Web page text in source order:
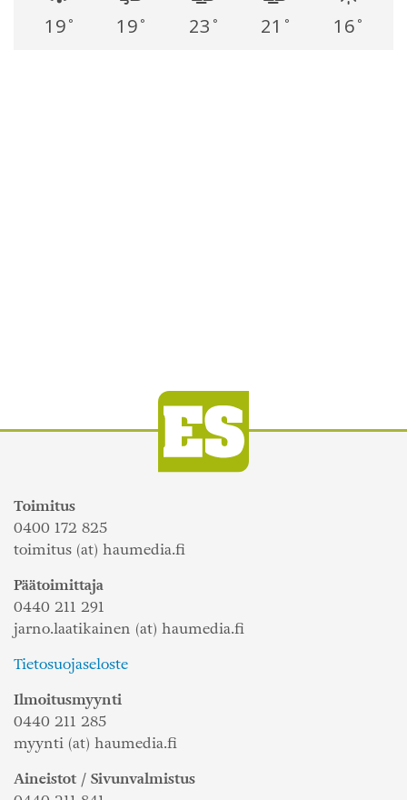
19 ° 19 ° 23 ° 21 ° 16 °
Toimitus
0400 172 825
toimitus (at) haumedia.fi
Päätoimittaja
0440 211 291
jarno.laatikainen (at) haumedia.fi
Tietosuojaseloste
Ilmoitusmyynti
0440 211 285
myynti (at) haumedia.fi
Aineistot / Sivunvalmistus